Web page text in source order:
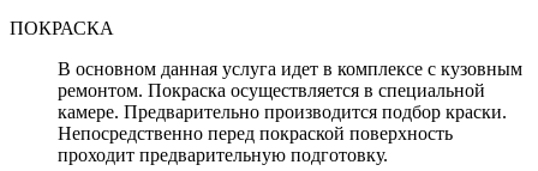
ПОКРАСКА
В основном данная услуга идет в комплексе с кузовным
ремонтом. Покраска осуществляется в специальной
камере. Предварительно производится подбор краски.
Непосредственно перед покраской поверхность
проходит предварительную подготовку.